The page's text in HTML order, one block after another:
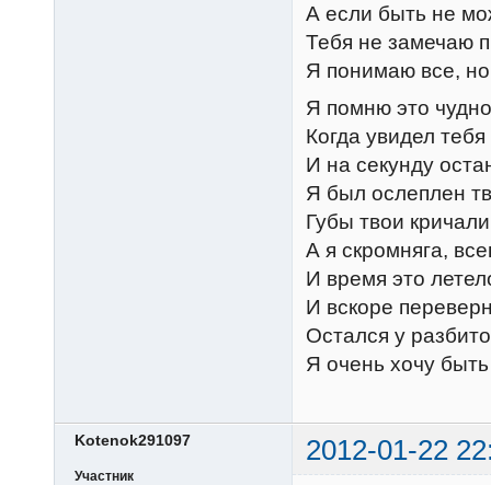
А если быть не
Тебя не замечаю
Я понимаю все,
Я помню это
Когда увидел
И на секунду
Я был ослеплен
Губы твои
А я скромняга,
И время это
И вскоре
Остался у
Я очень хочу
Kotenok291097 2012-01-22
Участник